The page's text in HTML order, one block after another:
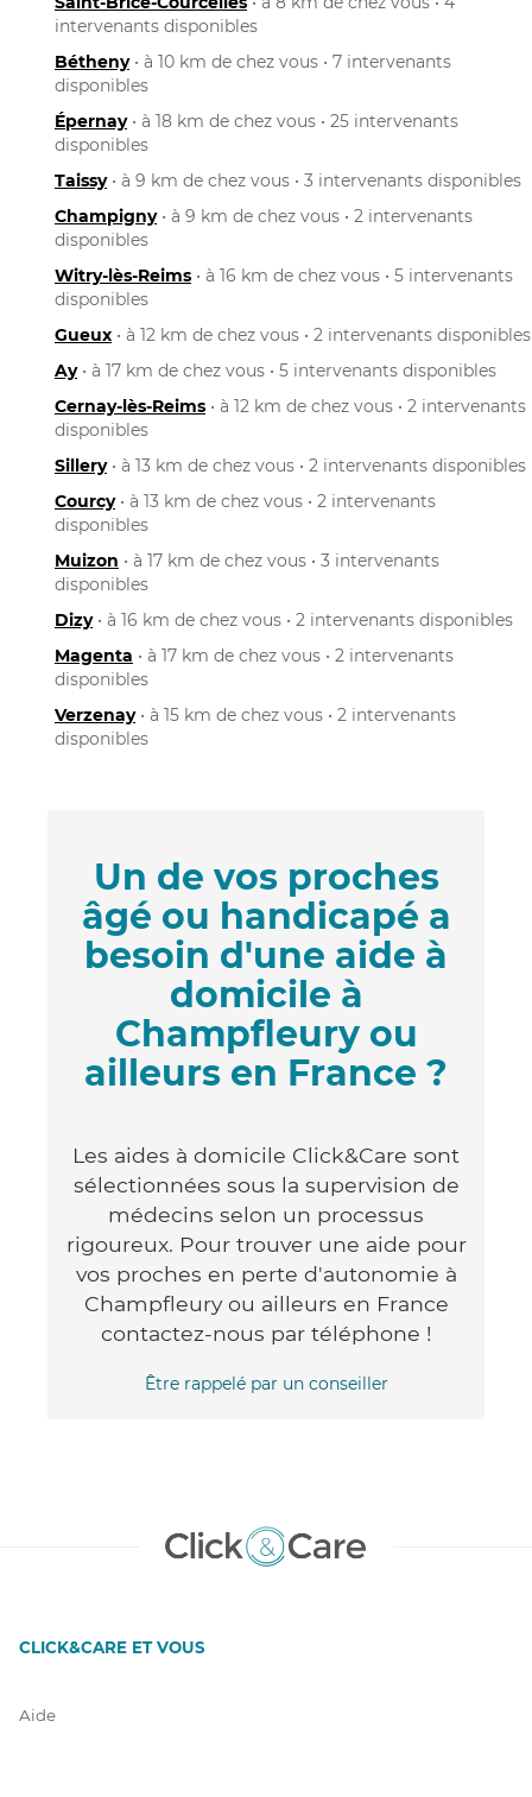
intervenants disponibles
Bétheny• à 10 km de chez vous • 7 intervenants
disponibles
Épernay• à 18 km de chez vous • 25 intervenants
disponibles
Taissy• à 9 km de chez vous • 3 intervenants disponibles
Champigny• à 9 km de chez vous • 2 intervenants
disponibles
Witry-lès-Reims • à 16 km de chez vous • 5 intervenants
disponibles
Gueux • à 12 km de chez vous • 2 intervenants disponibles
Ay• à 17 km de chez vous • 5 intervenants disponibles
Cernay-lès-Reims • à 12 km de chez vous • 2 intervenants
disponibles
Sillery• à 13 km de chez vous • 2 intervenants disponibles
Courcy• à 13 km de chez vous • 2 intervenants
disponibles
Muizon • à 17 km de chez vous • 3 intervenants
disponibles
Dizy• à 16 km de chez vous • 2 intervenants disponibles
Magenta • à 17 km de chez vous • 2 intervenants
disponibles
Verzenay• à 15 km de chez vous • 2 intervenants
disponibles
Un de vos proches
âgé ou handicapé a
besoin d'une aide à
domicile à
Champfleury ou
ailleurs en France ?
Les aides à domicile Click&Care sont
sélectionnées sous la supervision de
médecins selon un processus
rigoureux. Pour trouver une aide pour
vos proches en perte d'autonomie à
Champfleury ou ailleurs en France
contactez-nous par téléphone !
Être rappelé par un conseiller
CLICK&CARE ET VOUS
Aide